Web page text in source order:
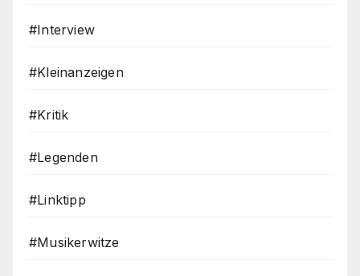
#Interview
#Kleinanzeigen
#Kritik
#Legenden
#Linktipp
#Musikerwitze